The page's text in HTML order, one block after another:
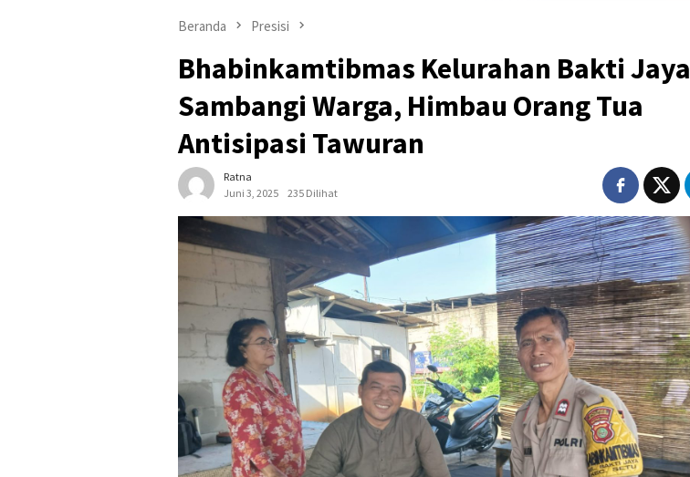
Beranda Presisi
Bhabinkamtibmas Kelurahan Bakti Jaya
Sambangi Warga, Himbau Orang Tua
Antisipasi Tawuran
Ratna
Juni 3, 2025
235 Dilihat